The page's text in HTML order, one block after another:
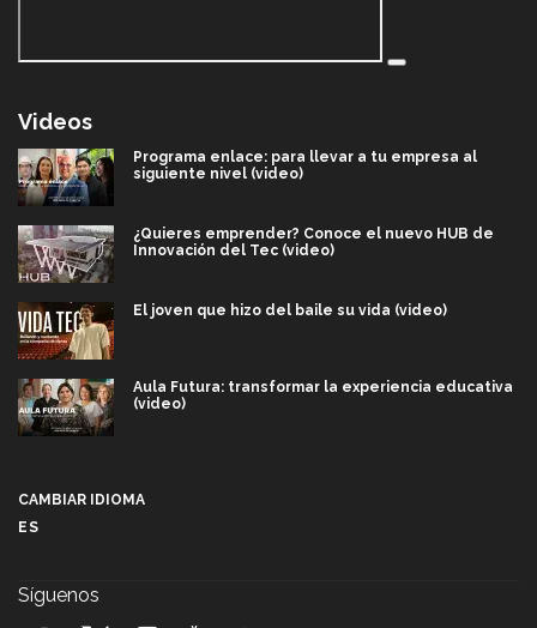
Videos
Programa enlace: para llevar a tu empresa al
siguiente nivel (video)
¿Quieres emprender? Conoce el nuevo HUB de
Innovación del Tec (video)
El joven que hizo del baile su vida (video)
Aula Futura: transformar la experiencia educativa
(video)
CAMBIAR IDIOMA
ES
Síguenos